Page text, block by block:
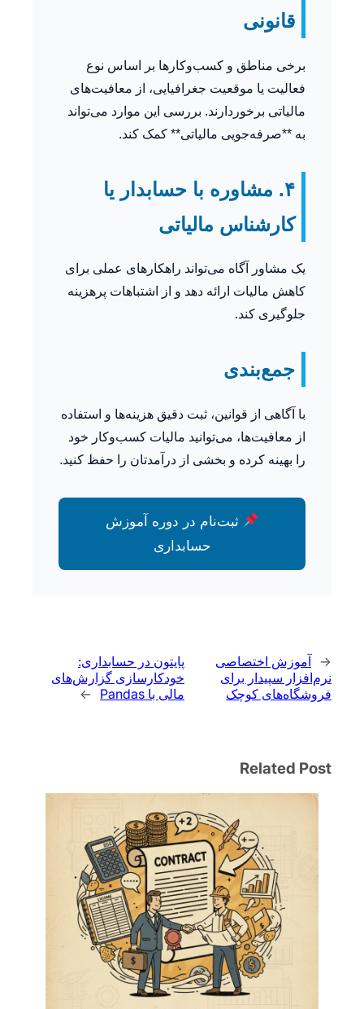
قانونی
برخی مناطق و کسب‌وکارها بر اساس نوع
فعالیت یا موقعیت جغرافیایی، از معافیت‌های
مالیاتی برخوردارند. بررسی این موارد می‌تواند
به **صرفه‌جویی مالیاتی** کمک کند.
۴. مشاوره با حسابدار یا
کارشناس مالیاتی
یک مشاور آگاه می‌تواند راهکارهای عملی برای
کاهش مالیات ارائه دهد و از اشتباهات پرهزینه
جلوگیری کند.
جمع‌بندی
با آگاهی از قوانین، ثبت دقیق هزینه‌ها و استفاده
از معافیت‌ها، می‌توانید مالیات کسب‌وکار خود
را بهینه کرده و بخشی از درآمدتان را حفظ کنید.
ثبت‌نام در دوره آموزش
حسابداری
← آموزش اختصاصی
نرم‌افزار سپیدار برای
فروشگاه‌های کوچک
پایتون در حسابداری:
خودکارسازی گزارش‌های
مالی با Pandas
→
Related Post